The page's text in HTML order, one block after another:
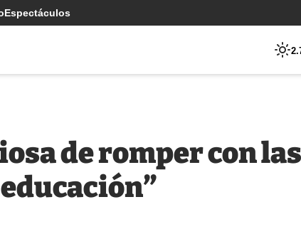
Espectáculos
de romper con